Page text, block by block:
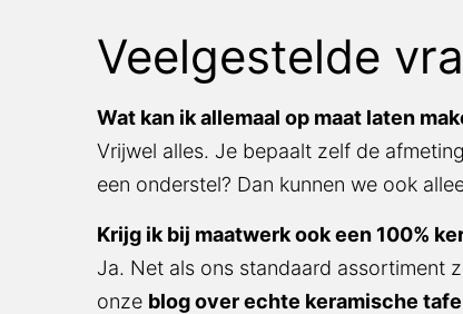
Veelgestelde
Wat kan ik allemaal op maat laten
Vrijwel alles. Je bepaalt zelf de
onderstel? Dan kunnen we ook alleen
Krijg ik bij maatwerk ook een 100%
Ja. Net als ons standaard assortiment
blog over echte keramische tafels . In